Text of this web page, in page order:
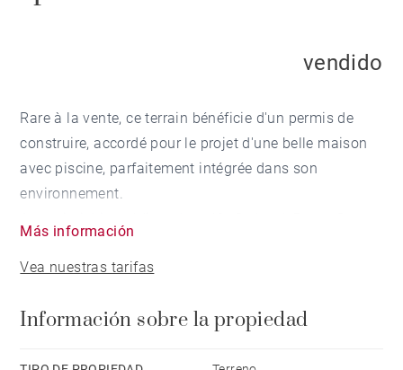
vendido
Rare à la vente, ce terrain bénéficie d'un permis de
construire, accordé pour le projet d'une belle maison
avec piscine, parfaitement intégrée dans son
environnement.
Más información
Vea nuestras tarifas
Información sobre la propiedad